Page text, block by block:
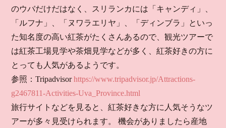
のウバだけだはなく、スリランカには「キャンディ」、
「ルフナ」、「ヌワラエリヤ」、「ディンブラ」といっ
た知名度の高い紅茶がたくさんあるので、観光ツアーで
は紅茶工場見学や茶畑見学などが多く、紅茶好きの方に
とっても人気があるようです。
参照：Tripadvisorhttps://www.tripadvisor.jp/Attractions-
g2467811-Activities-Uva_Province.html
旅行サイトなどを見ると、紅茶好きな方に人気そうなツ
アーが多々見受けられます。 機会がありましたら産地